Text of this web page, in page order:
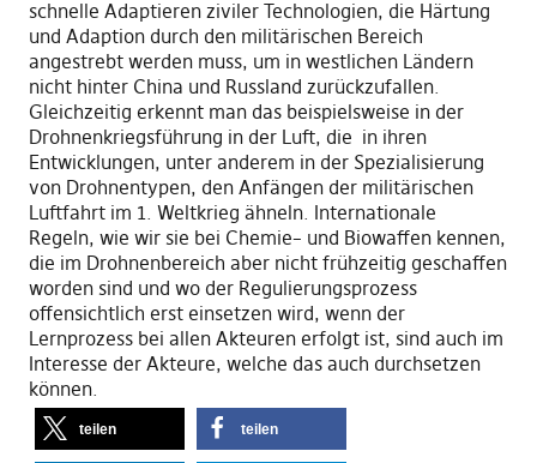
schnelle Adaptieren ziviler Technologien, die Härtung
und Adaption durch den militärischen Bereich
angestrebt werden muss, um in westlichen Ländern
nicht hinter China und Russland zurückzufallen.
Gleichzeitig erkennt man das beispielsweise in der
Drohnenkriegsführung in der Luft, die in ihren
Entwicklungen, unter anderem in der Spezialisierung
von Drohnentypen, den Anfängen der militärischen
Luftfahrt im 1. Weltkrieg ähneln. Internationale
Regeln, wie wir sie bei Chemie– und Biowaffenkennen,
die im Drohnenbereich abernicht frühzeitig geschaffen
worden sind und wo der Regulierungsprozess
offensichtlich erst einsetzen wird, wenn der
Lernprozess bei allen Akteuren erfolgt ist, sind auch im
Interesse der Akteure, welche dasauch durchsetzen
können.
teilen teilen